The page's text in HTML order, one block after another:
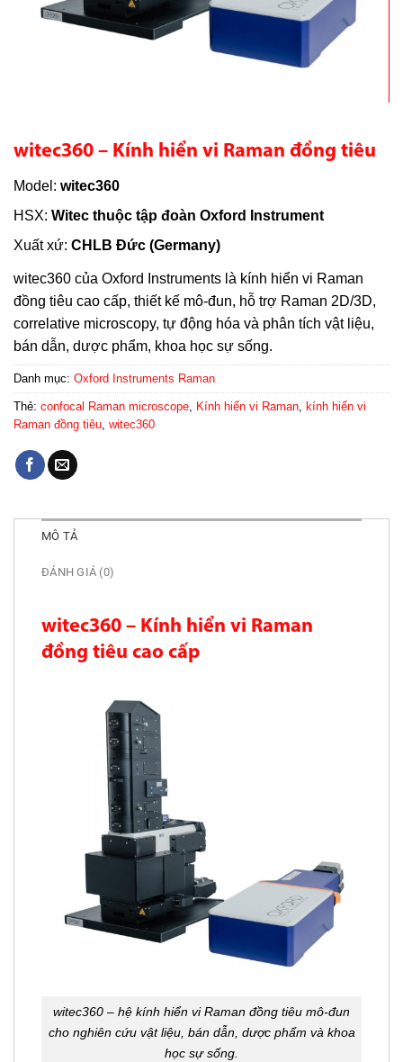
witec360 – Kính hiển vi Raman đồng tiêu
Model: witec360
HSX: Witec thuộc tập đoàn Oxford Instrument
Xuất xứ: CHLB Đức (Germany)
witec360 của Oxford Instruments là kính hiển vi Raman
đồng tiêu cao cấp, thiết kế mô-đun, hỗ trợ Raman 2D/3D,
correlative microscopy, tự động hóa và phân tích vật liệu,
bán dẫn, dược phẩm, khoa học sự sống.
Danh mục: Oxford Instruments Raman
Thẻ: confocal Raman microscope, Kính hiển vi Raman, kính hiển vi
Raman đồng tiêu, witec360
MÔ TẢ
ĐÁNH GIÁ (0)
witec360 – Kính hiển vi Raman
đồng tiêu cao cấp
witec360 – hệ kính hiển vi Raman đồng tiêu mô-đun
cho nghiên cứu vật liệu, bán dẫn, dược phẩm và khoa
học sự sống.